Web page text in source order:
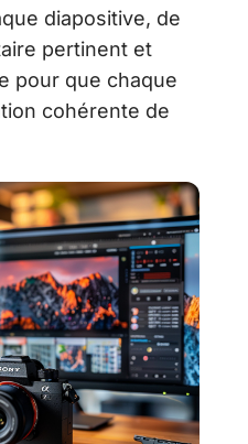
diapositive, de
pertinent et
pour que chaque
cohérente de